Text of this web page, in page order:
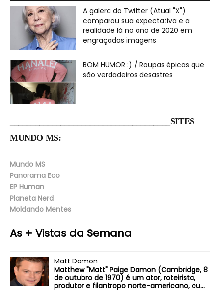
A galera do Twitter (Atual "X")
comparou sua expectativa e a
realidade lá no ano de 2020 em
engraçadas imagens
BOM HUMOR :) / Roupas épicas que
são verdadeiros desastres
______________________________________SITES
MUNDO MS:
Mundo MS
Panorama Eco
EP Human
Planeta Nerd
Moldando Mentes
As + Vistas da Semana
Matt Damon
Matthew "Matt" Paige Damon (Cambridge, 8
de outubro de 1970) é um ator, roteirista,
produtor e filantropo norte-americano, cu...